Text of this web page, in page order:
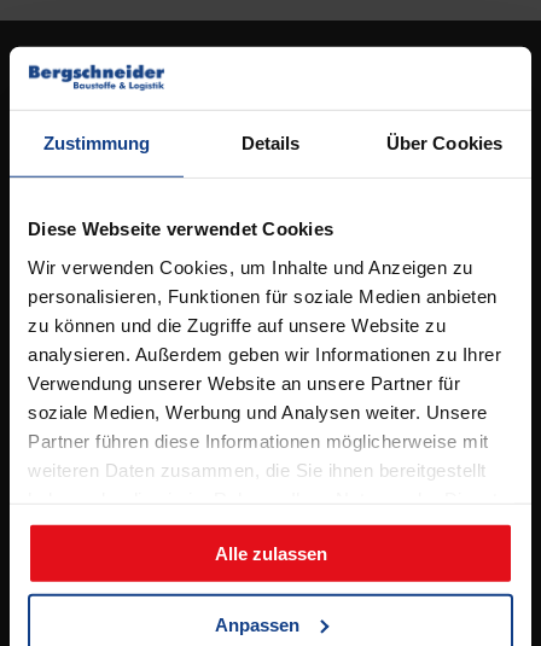
Zustimmung Details Über Cookies
Diese Webseite verwendet Cookies
Wir verwenden Cookies, um Inhalte und Anzeigen zu
personalisieren, Funktionen für soziale Medien anbieten
zu können und die Zugriffe auf unsere Website zu
analysieren. Außerdem geben wir Informationen zu Ihrer
Verwendung unserer Website an unsere Partner für
soziale Medien, Werbung und Analysen weiter. Unsere
Partner führen diese Informationen möglicherweise mit
weiteren Daten zusammen, die Sie ihnen bereitgestellt
gesammelt haben.
Alle zulassen
Anpassen
Standort Osnabrück
Ideengarten Osnabrück
Elbestrasse 53,
Tel.05 41 / 96 26 5 – 0
info@bergschneider.de
Öffnungszeiten:
Montag – Freitag:
7.00 – 16.00 Uhr
& Beratungstermine nach Absprache
Samstag:
(jeden 2. Samstag, ab 11.04.2026)